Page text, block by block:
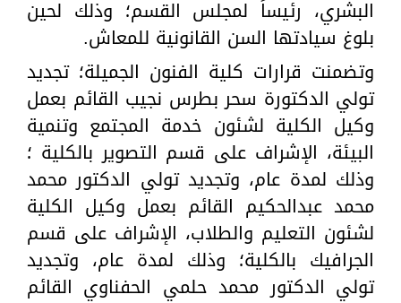
البشري، رئيساً لمجلس القسم؛ وذلك لحين
بلوغ سيادتها السن القانونية للمعاش.
وتضمنت قرارات كلية الفنون الجميلة؛ تجديد
تولي الدكتورة سحر بطرس نجيب القائم بعمل
وكيل الكلية لشئون خدمة المجتمع وتنمية
البيئة، الإشراف على قسم التصوير بالكلية ؛
وذلك لمدة عام، وتجديد تولي الدكتور محمد
محمد عبدالحكيم القائم بعمل وكيل الكلية
لشئون التعليم والطلاب، الإشراف على قسم
الجرافيك بالكلية؛ وذلك لمدة عام، وتجديد
تولي الدكتور محمد حلمي الحفناوي القائم